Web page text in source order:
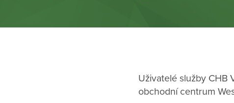
Uživatelé služby CHB
obchodní centrum